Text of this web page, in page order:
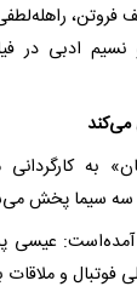
و نسیم ادبی در
و ملاقات